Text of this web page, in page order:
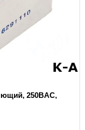
250ВAC,